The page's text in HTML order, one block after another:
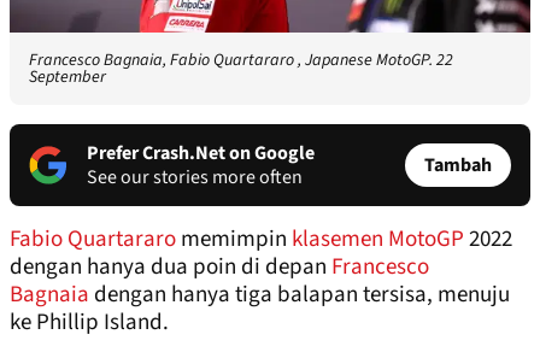
Francesco Bagnaia, Fabio Quartararo , Japanese MotoGP. 22
September
Prefer Crash.Net on Google
See our stories more often
Tambah
Fabio Quartararomemimpin klasemen MotoGP2022
dengan hanya dua poin di depan Francesco
Bagnaia dengan hanya tiga balapan tersisa, menuju
ke Phillip Island.